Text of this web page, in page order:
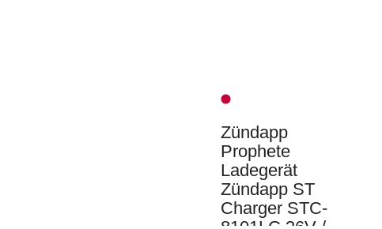
Zündapp
Prophete
Ladegerät
Zündapp ST
Charger STC-